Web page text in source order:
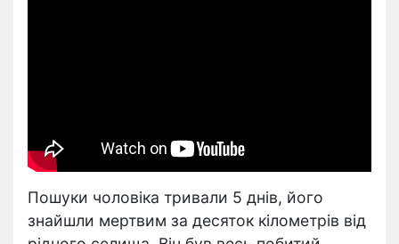
Пошуки чоловіка тривали 5 днів, його
знайшли мертвим за десяток кілометрів від